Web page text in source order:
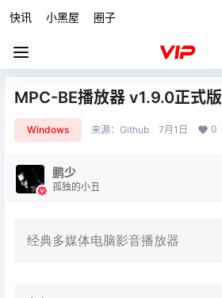
快讯 小黑屋 圈子
MPC-BE播放器 v1.9.0正式版
Windows 来源： Github 7月1日 0
鹏少
孤独的小丑
经典多媒体电脑影音播放器